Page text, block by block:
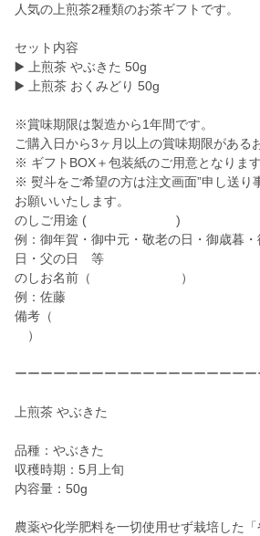
人気の上煎茶2種類のお茶ギフトです。
セット内容
▶️ 上煎茶 やぶきた 50g
▶️ 上煎茶 おくみどり 50g
※賞味期限は製造から1年間です。
ご購入日から3ヶ月以上の賞味期限がある
※ ギフトBOX＋包装紙のご用意となります
※ 熨斗をご希望の方は注文画面”申し送り
お願いいたします。
のしご用途 ( )
例：御年賀・御中元・敬老の日・御歳暮
日・父の日 等
のしお名前（ ）
例：佐藤
備考
）
ーーーーーーーーーーーーーーーーーーー
上煎茶 やぶきた
品種：やぶきた
収穫時期：5月上旬
内容量：50g
農薬や化学肥料を一切使用せず栽培した